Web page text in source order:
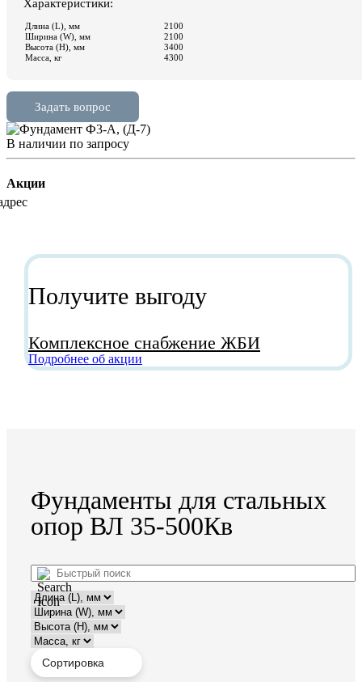
В наличии по запросу
Акции
Получите выгоду
Комплексное снабжение ЖБИ
Подробнее об акции
Фундаменты для стальных
опор ВЛ 35-500Кв